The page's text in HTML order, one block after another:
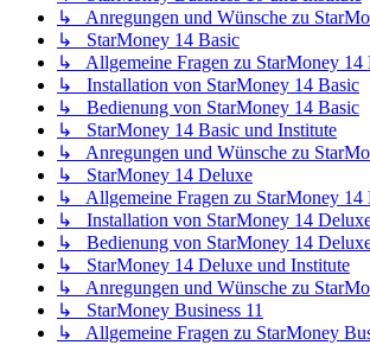
↳ Anregungen und Wünsche zu
↳ StarMoney 14 Basic
↳ Allgemeine Fragen zu StarMoney 14
↳ Installation von StarMoney 14 Basic
↳ Bedienung von StarMoney 14 Basic
↳ StarMoney 14 Basic und Institute
↳ Anregungen und Wünsche zu
↳ StarMoney 14 Deluxe
↳ Allgemeine Fragen zu StarMoney 14
↳ Installation von StarMoney 14
↳ Bedienung von StarMoney 14
↳ StarMoney 14 Deluxe und Institute
↳ Anregungen und Wünsche zu
↳ StarMoney Business 11
↳ Allgemeine Fragen zu StarMoney